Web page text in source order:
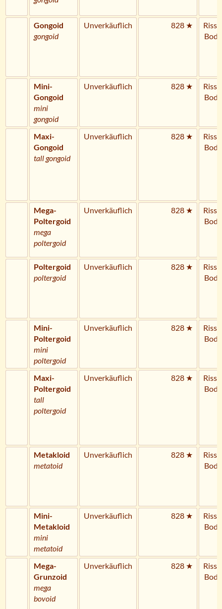
Gongoid
gongoid
Unverkäuflich 828 ★
Riss
Mini-
Gongoid
mini
gongoid
Unverkäuflich 828 ★
Riss
Maxi-
Gongoid
tall gongoid
Unverkäuflich 828 ★
Riss
Mega-
Poltergoid
mega
poltergoid
Unverkäuflich 828 ★
Riss
Poltergoid
poltergoid
Unverkäuflich 828 ★
Riss
Mini-
Poltergoid
mini
poltergoid
Unverkäuflich 828 ★
Riss
Maxi-
Poltergoid
tall
poltergoid
Unverkäuflich 828 ★
Riss
Metakloid
metatoid
Unverkäuflich 828 ★
Riss
Mini-
Metakloid
mini
metatoid
Unverkäuflich 828 ★
Riss
Mega-
Grunzoid
mega
bovoid
Unverkäuflich 828 ★
Riss